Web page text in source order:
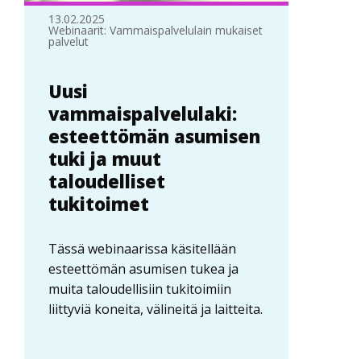
13.02.2025
Webinaarit: Vammaispalvelulain mukaiset
palvelut
Uusi
vammaispalvelulaki:
esteettömän asumisen
tuki ja muut
taloudelliset
tukitoimet
Tässä webinaarissa käsitellään
esteettömän asumisen tukea ja
muita taloudellisiin tukitoimiin
liittyviä koneita, välineitä ja laitteita.